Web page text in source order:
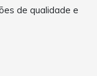
de qualidade e